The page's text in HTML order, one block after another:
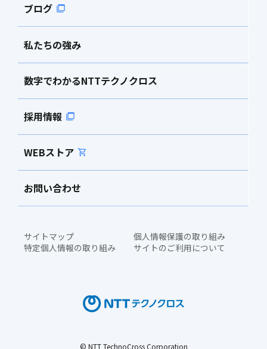
ブログ
私たちの強み
数字でわかるNTTテクノクロス
採用情報
WEBストア
お問い合わせ
サイトマップ
個人情報保護の取り組み
特定個人情報の取り組み
サイトのご利用について
© NTT TechnoCross Corporation